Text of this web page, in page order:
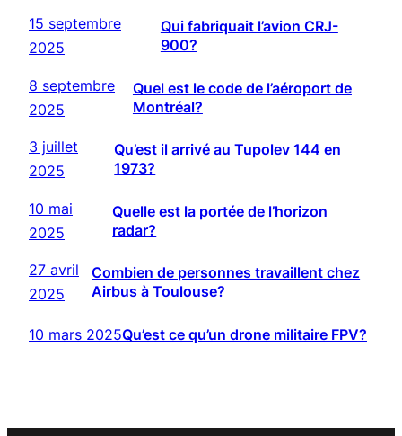
15 septembre
2025
Qui fabriquait l’avion CRJ-
900?
8 septembre
2025
Quel est le code de l’aéroport de
Montréal?
3 juillet
2025
Qu’est il arrivé au Tupolev 144 en
1973?
10 mai
2025
Quelle est la portée de l’horizon
radar?
27 avril
2025
Combien de personnes travaillent chez
Airbus à Toulouse?
10 mars 2025Qu’est ce qu’un drone militaire FPV?